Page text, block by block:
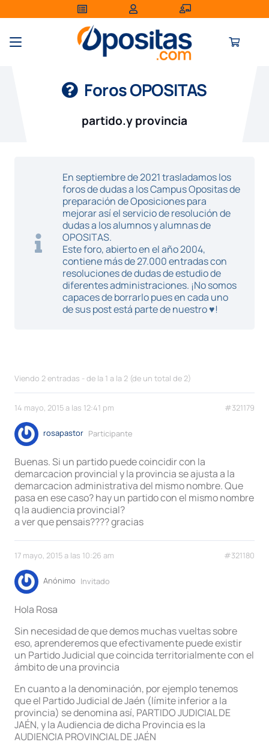
Foros OPOSITAS
partido.y provincia
En septiembre de 2021 trasladamos los
foros de dudas a los Campus Opositas de
preparación de Oposiciones para
mejorar así el servicio de resolución de
dudas a los alumnos y alumnas de
OPOSITAS.
Este foro, abierto en el año 2004,
contiene más de 27.000 entradas con
resoluciones de dudas de estudio de
diferentes administraciones. ¡No somos
capaces de borrarlo pues en cada uno
de sus post está parte de nuestro ♥!
Viendo 2 entradas - de la 1 a la 2 (de un total de 2)
14 mayo, 2015 a las 12:41 pm #321179
rosapastor Participante
Buenas. Si un partido puede coincidir con la
demarcacion provincial y la provincia se ajusta a la
demarcacion administrativa del mismo nombre. Que
pasa en ese caso? hay un partido con el mismo nombre
q la audiencia provincial?
a ver que pensais???? gracias
17 mayo, 2015 a las 10:26 am #321180
Anónimo Invitado
Hola Rosa
Sin necesidad de que demos muchas vueltas sobre
eso, aprenderemos que efectivamente puede existir
un Partido Judicial que coincida territorialmente con el
ámbito de una provincia
En cuanto a la denominación, por ejemplo tenemos
que el Partido Judicial de Jaén (límite inferior a la
provincia) se denomina así, PARTIDO JUDICIAL DE
JAÉN, y la Audiencia de dicha Provincia es la
AUDIENCIA PROVINCIAL DE JAÉN